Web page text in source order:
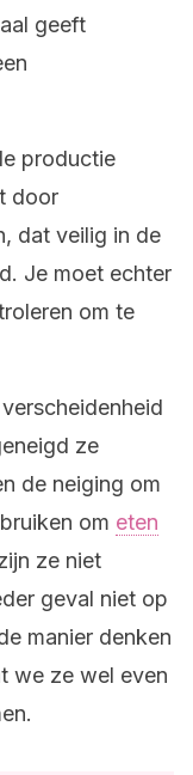
geeft
productie
door
dat veilig in de
Je moet echter
om te
ze
de neiging om
om eten
ze niet
geval niet op
manier denken
we ze wel even